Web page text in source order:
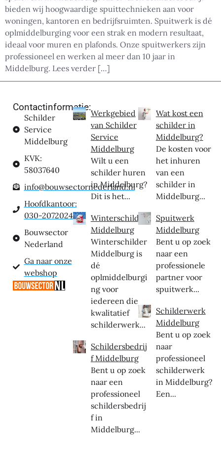
bieden wij hoogwaardige spuittechnieken aan voor
woningen, kantoren en bedrijfsruimten. Spuitwerk is dé
oplmiddelburging voor een strak en modern resultaat,
ideaal voor muren en plafonds. Onze spuitwerkers zijn
professioneel en werken al meer dan 10 jaar in
Middelburg. Lees verder […]
Contactinformatie:
Schilder
Service
Middelburg
KVK:
58037640
info@bouwsectornederland.nl
Hoofdkantoor:
030-2072024
Bouwsector
Nederland
Ga naar onze
webshop
Werkgebied
van Schilder
Service
Middelburg
Wilt u een
schilder huren
in Middelburg?
Dit is het...
Winterschilder
Middelburg
Winterschilder
Middelburg is
dé
oplmiddelburgi
ng voor
iedereen die
kwalitatief
schilderwerk...
Schildersbedrij
f Middelburg
Bent u op zoek
naar een
professioneel
schildersbedrij
f in
Middelburg...
Wat kost een
schilder in
Middelburg?
De kosten voor
het inhuren
van een
schilder in
Middelburg...
Spuitwerk
Middelburg
Bent u op zoek
naar een
professionele
partner voor
spuitwerk...
Schilderwerk
Middelburg
Bent u op zoek
naar
professioneel
schilderwerk
in Middelburg?
Een...